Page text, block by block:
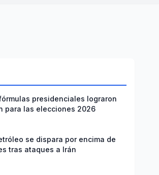
presidenciales lograron
para las elecciones 2026
se dispara por encima de
tras ataques a Irán